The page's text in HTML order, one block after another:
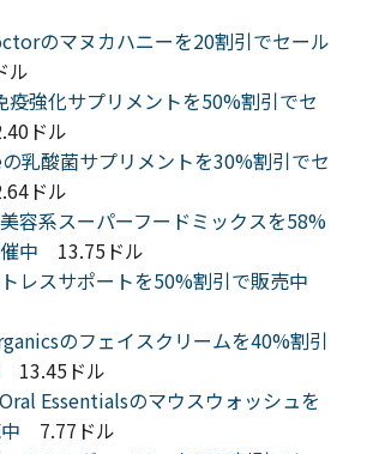
のマヌカハニーを20割引でセール
ル
疫強化サプリメントを50%割引でセ
ドル
乳酸菌サプリメントを30%割引でセ
ドル
容系スーパーフードミックスを58%
中 13.75ドル
レスサポートを50%割引で販売中
のフェイスクリームを40%割引
13.45ドル
Essentialsのマウスウォッシュを
7.77ドル